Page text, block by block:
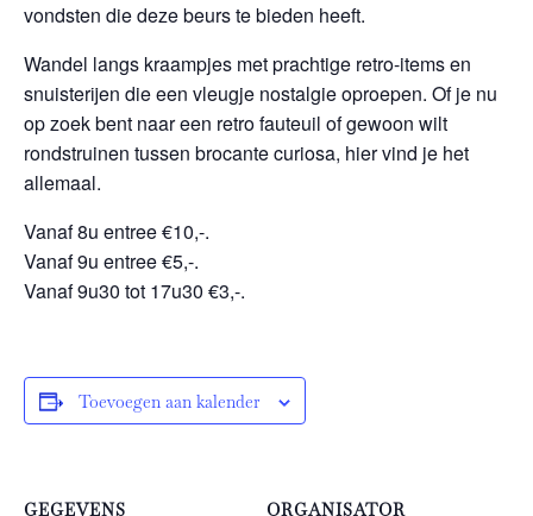
vondsten die deze beurs te bieden heeft.
Wandel langs kraampjes met prachtige retro-items en
snuisterijen die een vleugje nostalgie oproepen. Of je nu
op zoek bent naar een retro fauteuil of gewoon wilt
rondstruinen tussen brocante curiosa, hier vind je het
allemaal.
Vanaf 8u entree €10,-.
Vanaf 9u entree €5,-.
Vanaf 9u30 tot 17u30 €3,-.
Toevoegen aan kalender
GEGEVENS ORGANISATOR